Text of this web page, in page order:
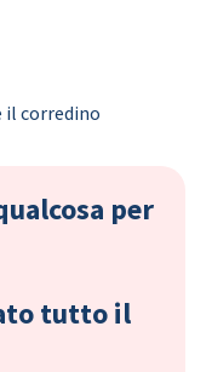
il corredino
per
tutto il